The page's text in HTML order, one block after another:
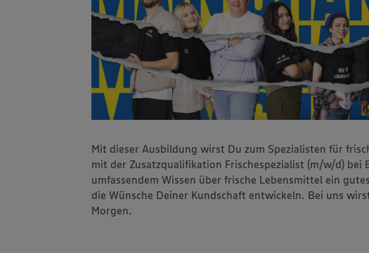
Mit dieser Ausbildung wirst Du zum Spezialisten für
mit der Zusatzqualifikation Frischespezialist (m/w/d) bei
umfassendem Wissen über frische Lebensmittel ein
die Wünsche Deiner Kundschaft entwickeln. Bei uns
Morgen.